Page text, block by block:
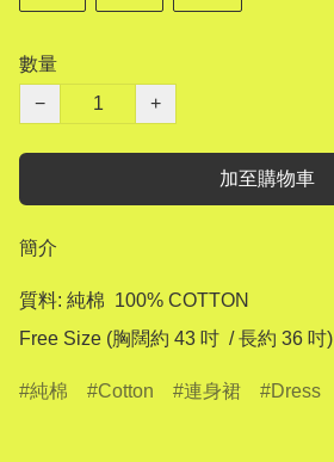
數量
−
+
加至購物車
簡介
質料: 純棉  100% COTTON
純棉 Cotton 連身裙 Dress